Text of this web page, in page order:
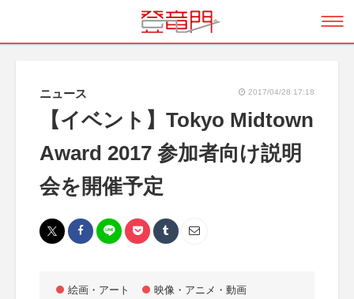
ニュース 2017/04/28 17:18
【イベント】Tokyo Midtown
Award 2017 参加者向け説明
会を開催予定
絵画・アート
映像・アニメ・動画